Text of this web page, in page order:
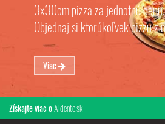
3x30cm pizza za jednotnú cenu.
Objednaj si ktorúkoľvek pizzu z
Viac
Získajte viac oAldente.sk